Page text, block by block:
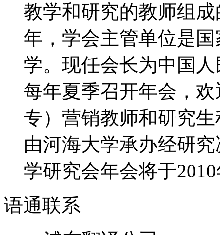
教学和研究的教师组
年，学会主管单位是
学。现任会长为中国
每年夏季召开年会，
专）营销教师和研究
由河海大学承办经研
学研究会年会将于
语通联系